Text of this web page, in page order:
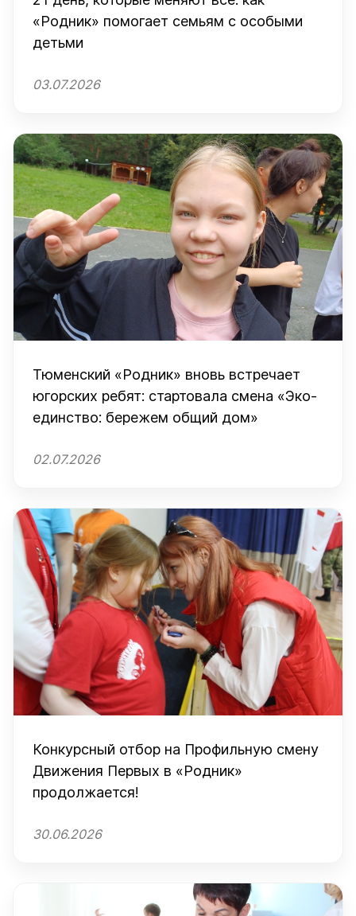
«Родник» помогает семьям с особыми
детьми
03.07.2026
Тюменский «Родник» вновь встречает
югорских ребят: стартовала смена «Эко-
единство: бережем общий дом»
02.07.2026
Конкурсный отбор на Профильную смену
Движения Первых в «Родник»
продолжается!
30.06.2026